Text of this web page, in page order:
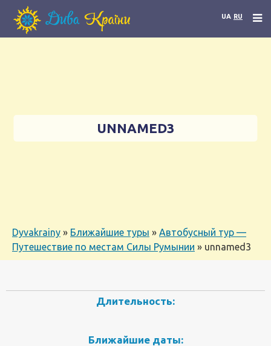
UA RU
UNNAMED3
Dyvakrainy » Ближайшие туры » Автобусный тур —
Путешествие по местам Силы Румынии » unnamed3
Длительность:
Ближайшие даты: